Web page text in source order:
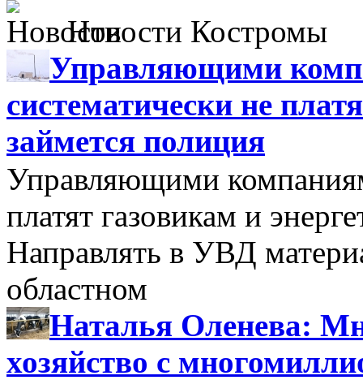
Новости Костромы
Управляющими
систематически не
займется полиция
Управляющими
платят газовикам и
Направлять в УВД
областном
Наталья Оленева:
хозяйство с